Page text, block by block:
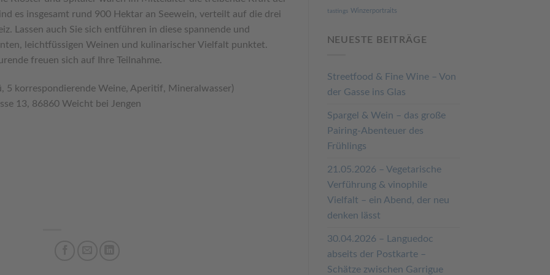
es insgesamt rund 900 Hektar an Seewein, verteilt auf die drei
Lassen auch Sie sich entführen in diese spannende und
leichtfüssigen Weinen und kulinarischer Vielfalt punktet.
freuen sich auf Ihre Teilnahme.
5 korrespondierende Weine, Aperitif, Mineralwasser)
13, 86860 Weicht bei Jengen
tastings Winzerportraits
NEUESTE BEITRÄGE
Streetfood & Fine Wine – Von
der Gasse ins Glas
Spargel & Wein – das große
Pairing-Abenteuer des
Frühlings
21.05.2026 – Vegetarische
Verführung & vinophile
Vielfalt – ein Abend, der neu
denken lässt
30.04.2026 – Languedoc
abseits der Postkarte –
Schätze zwischen Garrigue